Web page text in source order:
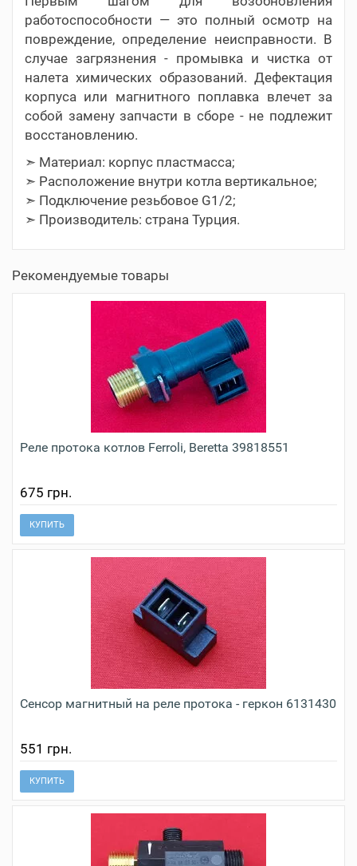
работоспособности — это полный осмотр на
повреждение, определение неисправности. В
случае загрязнения - промывка и чистка от
налета химических образований. Дефектация
корпуса или магнитного поплавка влечет за
собой замену запчасти в сборе - не подлежит
восстановлению.
➣ Материал: корпус пластмасса;
➣ Расположение внутри котла вертикальное;
➣ Подключение резьбовое G1/2;
➣ Производитель: страна Турция.
Рекомендуемые товары
Реле протока котлов Ferroli, Beretta 39818551
675 грн.
КУПИТЬ
Сенсор магнитный на реле протока - геркон 6131430
551 грн.
КУПИТЬ